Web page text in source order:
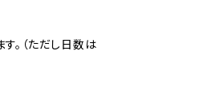
。（ただし日数は